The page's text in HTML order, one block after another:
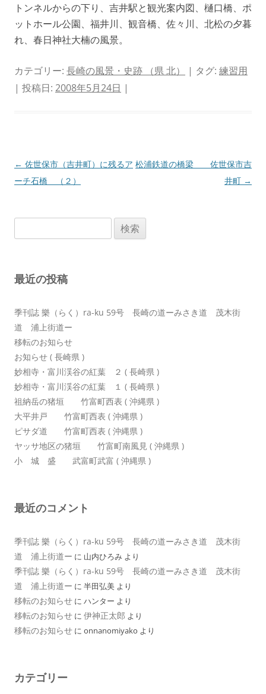
トンネルからの下り、吉井駅と観光案内図、樋口橋、ポ
ットホール公園、福井川、観音橋、佐々川、北松の夕暮
れ、春日神社大楠の風景。
カテゴリー: 長崎の風景・史跡 （県 北） | タグ: 練習用
| 投稿日: 2008年5月24日 |
投
稿
ョ
← 佐世保市（吉井町）に残るア
ーチ石橋 （２）
松浦鉄道の橋梁 佐世保市吉
井町 →
索:
最近の投稿
季刊誌 樂（らく）ra-ku 59号 長崎の道ーみさき道 茂木街
道 浦上街道ー
移転のお知らせ
お知らせ ( 長崎県 )
妙相寺・富川渓谷の紅葉 ２ ( 長崎県 )
妙相寺・富川渓谷の紅葉 １ ( 長崎県 )
祖納岳の猪垣 竹富町西表 ( 沖縄県 )
大平井戸 竹富町西表 ( 沖縄県 )
ピサダ道 竹富町西表 ( 沖縄県 )
ヤッサ地区の猪垣 竹富町南風見 ( 沖縄県 )
小 城 盛 武富町武富 ( 沖縄県 )
最近のコメント
季刊誌 樂（らく）ra-ku 59号 長崎の道ーみさき道 茂木街
道 浦上街道ー に 山内ひろみ より
季刊誌 樂（らく）ra-ku 59号 長崎の道ーみさき道 茂木街
道 浦上街道ー に 半田弘美 より
移転のお知らせ に ハンター より
移転のお知らせ に 伊神正太郎 より
移転のお知らせ に onnanomiyako より
カテゴリー